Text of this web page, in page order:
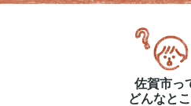
佐賀市っ
どんなと